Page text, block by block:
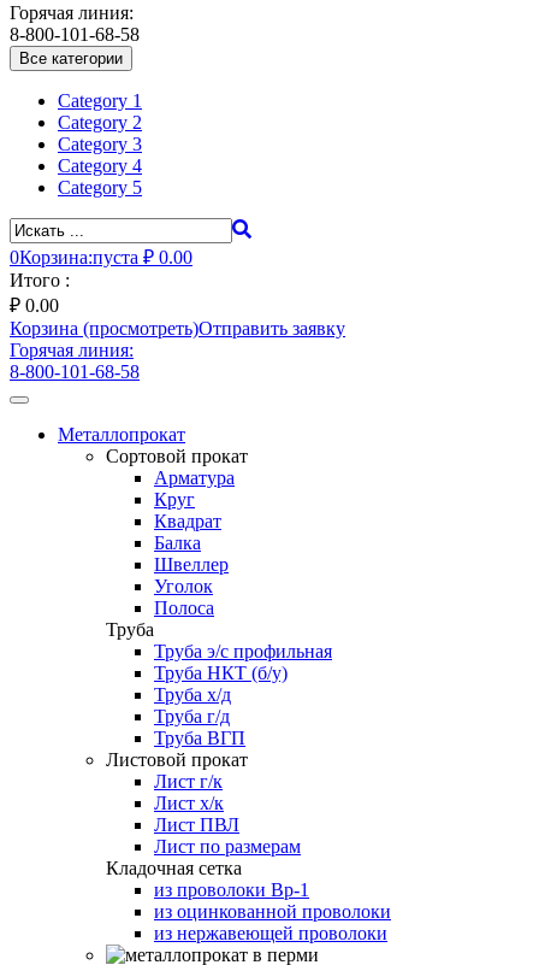
Горячая линия:
8-800-101-68-58
Все категории
Category 1
Category 2
Category 3
Category 4
Category 5
0Корзина:пуста ₽ 0.00
Итого :
₽ 0.00
Корзина (просмотреть)Отправить заявку
Горячая линия:
8-800-101-68-58
Toggle
navigationМеталлопрокат
Сортовой прокат
Арматура
Круг
Квадрат
Балка
Швеллер
Уголок
Полоса
Труба
Труба э/с профильная
Труба НКТ (б/у)
Труба х/д
Труба г/д
Труба ВГП
Листовой прокат
Лист г/к
Лист х/к
Лист ПВЛ
Лист по размерам
Кладочная сетка
из проволоки Вр-1
из оцинкованной проволоки
из нержавеющей проволоки